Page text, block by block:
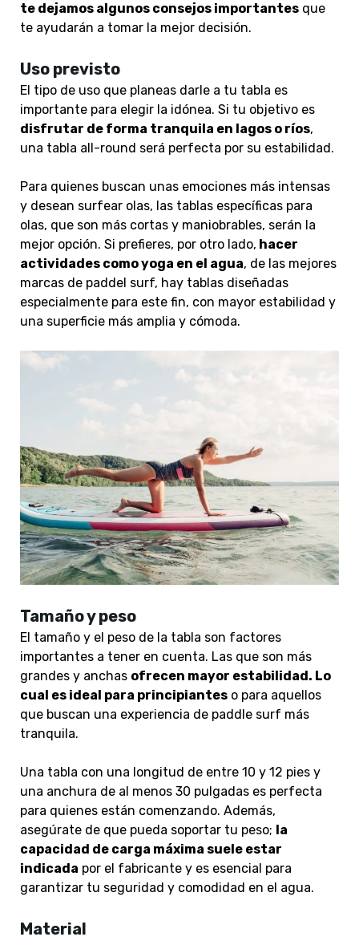
te dejamos algunos consejos importantes que
te ayudarán a tomar la mejor decisión.
Uso previsto
El tipo de uso que planeas darle a tu tabla es
importante para elegir la idónea. Si tu objetivo es
disfrutar de forma tranquila en lagos o ríos,
una tabla all-round será perfecta por su estabilidad.
Para quienes buscan unas emociones más intensas
y desean surfear olas, las tablas específicas para
olas, que son más cortas y maniobrables, serán la
mejor opción. Si prefieres, por otro lado, hacer
actividades como yoga en el agua, de las mejores
marcas de paddel surf, hay tablas diseñadas
especialmente para este fin, con mayor estabilidad y
una superficie más amplia y cómoda.
Tamaño y peso
El tamaño y el peso de la tabla son factores
importantes a tener en cuenta. Las que son más
grandes y anchas ofrecen mayor estabilidad. Lo
cual es ideal para principiantes o para aquellos
que buscan una experiencia de paddle surf más
tranquila.
Una tabla con una longitud de entre 10 y 12 pies y
una anchura de al menos 30 pulgadas es perfecta
para quienes están comenzando. Además,
asegúrate de que pueda soportar tu peso; la
capacidad de carga máxima suele estar
indicada por el fabricante y es esencial para
garantizar tu seguridad y comodidad en el agua.
Material